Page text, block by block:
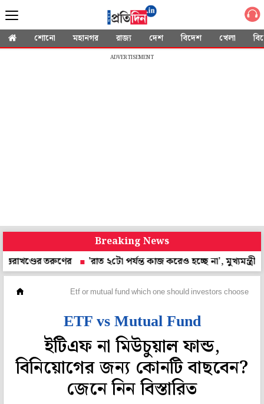
শোনো মহানগর রাজ্য দেশ বিদেশ খেলা
ADVERTISEMENT
Breaking News
তরুণের
'রাত ২টো পর্যন্ত কাজ করেও হচ্ছে না', মুখ্যমন্ত্রীর 'হর ঘর
Etf or mutual fund which one should investors choose
ETF vs Mutual Fund
ইটিএফ না মিউচুয়াল ফান্ড,
বিনিয়োগের জন্য কোনটি বাছবেন?
জেনে নিন বিস্তারিত